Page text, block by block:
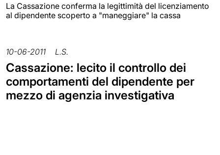
La Cassazione conferma la legittimità del licenziamento
al dipendente scoperto a "maneggiare" la cassa
10-06-2011 L.S.
Cassazione: lecito il controllo dei
comportamenti del dipendente per
mezzo di agenzia investigativa